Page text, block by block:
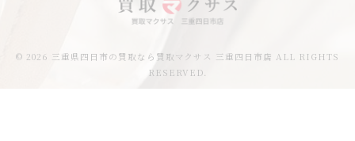
© 2026 三重県四日市の買取なら買取マクサス 三重四日市店 ALL RIGHTS
RESERVED.